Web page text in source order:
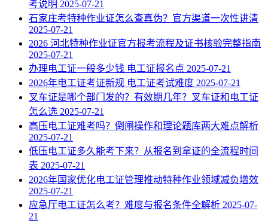
考说明 2025-07-21
石家庄考特种作业证怎么查真伪？官方渠道一次性讲清
2025-07-21
2026 河北特种作业证官方报考流程及证书核验完整指南
2025-07-21
办理电工证一般多少钱 电工证报名点 2025-07-21
2026年电工证考证新规 电工证考试难度 2025-07-21
叉车证是哪个部门发的？有效期几年？叉车证和电工证
怎么选 2025-07-21
高压电工证难考吗？倒闸操作和理论题库两大难点解析
2025-07-21
低压电工证多久能考下来？从报名到拿证的全流程时间
表 2025-07-21
2026年国家优化电工证管理推动特种作业领域减负增效
2025-07-21
应急厅电工证怎么考？难度与报名条件全解析 2025-07-
21